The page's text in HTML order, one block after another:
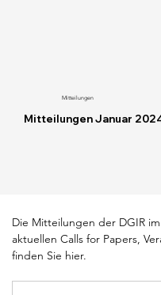
Mitteilungen Januar
Mitteilungen
Die Mitteilungen der DGIR
aktuellen Calls for Papers,
finden Sie hier.